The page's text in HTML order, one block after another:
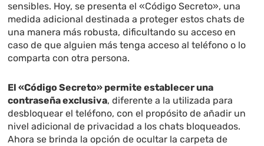
sensibles. Hoy, se presenta el «Código Secreto», una
medida adicional destinada a proteger estos chats de
una manera más robusta, dificultando su acceso en
caso de que alguien más tenga acceso al teléfono o lo
comparta con otra persona.
El «Código Secreto» permite establecer una
contraseña exclusiva, diferente a la utilizada para
desbloquear el teléfono, con el propósito de añadir un
nivel adicional de privacidad a los chats bloqueados.
Ahora se brinda la opción de ocultar la carpeta de